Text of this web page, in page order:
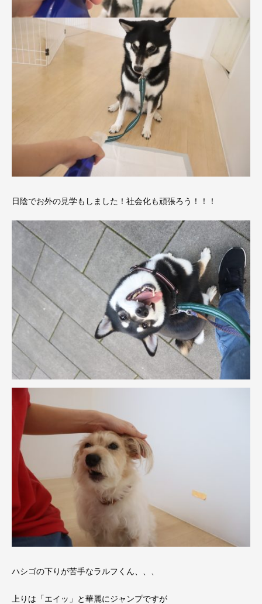
日陰でお外の見学もしました！社会化も頑張ろう！！！
ハシゴの下りが苦手なラルフくん、、、
上りは「エイッ」と華麗にジャンプですが